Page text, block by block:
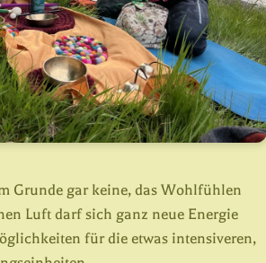
Grunde gar keine, das Wohlfühlen
Luft darf sich ganz neue Energie
für die etwas intensiveren,